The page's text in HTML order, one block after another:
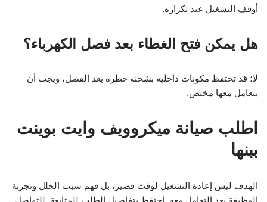
أوقف التشغيل عند تكراره.
هل يمكن فتح الغطاء بعد فصل الكهرباء؟
لا؛ قد تحتفظ مكونات داخلية بشحنة خطرة بعد الفصل، ويجب أن
يتعامل معها مختص.
اطلب صيانة ميكروويف وايت بوينت
ببنها
الهدف ليس إعادة التشغيل لوقت قصير، بل فهم سبب الخلل وتجربة